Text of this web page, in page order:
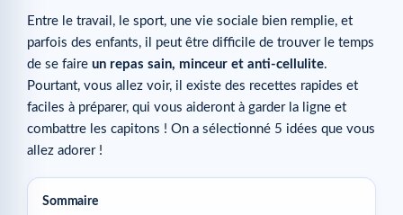
Entre le travail, le sport, une vie sociale bien remplie, et
parfois des enfants, il peut être difficile de trouver le temps
de se faire un repas sain, minceur et anti-cellulite.
Pourtant, vous allez voir, il existe des recettes rapides et
faciles à préparer, qui vous aideront à garder la ligne et
combattre les capitons ! On a sélectionné 5 idées que vous
allez adorer !
Sommaire